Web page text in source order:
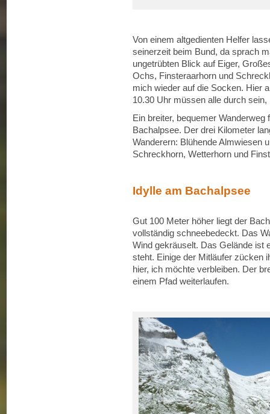
Von einem altgedienten Helfer
seinerzeit beim Bund, da sprach
ungetrübten Blick auf Eiger,
Ochs, Finsteraarhorn und
mich wieder auf die Socken. Hier
10.30 Uhr müssen alle durch
Ein breiter, bequemer
Bachalpsee. Der drei Kilometer
Wanderern: Blühende Almwiesen
Schreckhorn, Wetterhorn und
Idylle am Bachalpsee
Gut 100 Meter höher liegt der
vollständig schneebedeckt. Das
Wind gekräuselt. Das Gelände ist
steht. Einige der Mitläufer zücken
hier, ich möchte verbleiben. Der
einem Pfad weiterlaufen.